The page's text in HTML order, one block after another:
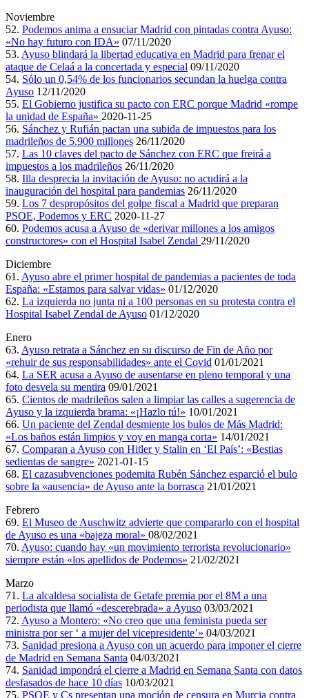
Noviembre
52. Podemos anima a ensuciar Madrid con pintadas contra Ayuso:
«No hay futuro con IDA» 07/11/2020
53. Ayuso blindará la libertad educativa en Madrid para frenar el
ataque de Celaá a la concertada y especial 09/11/2020
54. Sólo un 0,54% de los funcionarios secundan la huelga contra
Ayuso 12/11/2020
55. El Gobierno justifica su pacto con ERC porque Madrid «rompe
la unidad de España» 2020-11-25
56. Sánchez y Rufián pactan una subida de impuestos para los
madrileños de 5.900 millones 26/11/2020
57. Las 10 claves del pacto de Sánchez con ERC que freirá a
impuestos a los madrileños 26/11/2020
58. Illa desprecia la invitación de Ayuso: no acudirá a la
inauguración del hospital para pandemias 26/11/2020
59. Los 7 despropósitos del golpe fiscal a Madrid que preparan
PSOE, Podemos y ERC 2020-11-27
60. Podemos acusa a Ayuso de «derivar millones a los amigos
constructores» con el Hospital Isabel Zendal 29/11/2020
Diciembre
61. Ayuso abre el primer hospital de pandemias a pacientes de toda
España: «Estamos para salvar vidas» 01/12/2020
62. La izquierda no junta ni a 100 personas en su protesta contra el
Hospital Isabel Zendal de Ayuso 01/12/2020
Enero
63. Ayuso retrata a Sánchez en su discurso de Fin de Año por
«rehuir de sus responsabilidades» ante el Covid 01/01/2021
64. La SER acusa a Ayuso de ausentarse en pleno temporal y una
foto desvela su mentira 09/01/2021
65. Cientos de madrileños salen a limpiar las calles a sugerencia de
Ayuso y la izquierda brama: «¡Hazlo tú!» 10/01/2021
66. Un paciente del Zendal desmiente los bulos de Más Madrid:
«Los baños están limpios y voy en manga corta» 14/01/2021
67. Comparan a Ayuso con Hitler y Stalin en ‘El País’: «Bestias
sedientas de sangre» 2021-01-15
68. El cazasubvenciones podemita Rubén Sánchez esparció el bulo
sobre la «ausencia» de Ayuso ante la borrasca 21/01/2021
Febrero
69. El Museo de Auschwitz advierte que compararlo con el hospital
de Ayuso es una «bajeza moral» 08/02/2021
70. Ayuso: cuando hay «un movimiento terrorista revolucionario»
siempre están «los apellidos de Podemos» 21/02/2021
Marzo
71. La alcaldesa socialista de Getafe premia por el 8M a una
periodista que llamó «descerebrada» a Ayuso 03/03/2021
72. Ayuso a Montero: «No creo que una feminista pueda ser
ministra por ser ‘ a mujer del vicepresidente’» 04/03/2021
73. Sanidad presiona a Ayuso con un acuerdo para imponer el cierre
de Madrid en Semana Santa 04/03/2021
74. Sanidad impondrá el cierre a Madrid en Semana Santa con datos
desfasados de hace 10 días 10/03/2021
75. PSOE y Cs presentan una moción de censura en Murcia contra